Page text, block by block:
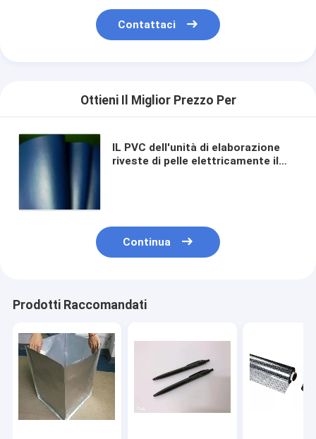
Contattaci
Ottieni Il Miglior Prezzo Per
IL PVC dell'unità di elaborazione
riveste di pelle elettricamente il
Continua
Prodotti Raccomandati